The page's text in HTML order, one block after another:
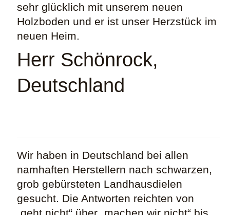
sehr glücklich mit unserem neuen
Holzboden und er ist unser Herzstück im
neuen Heim.
Herr Schönrock,
Deutschland
Wir haben in Deutschland bei allen
namhaften Herstellern nach schwarzen,
grob gebürsteten Landhausdielen
gesucht. Die Antworten reichten von